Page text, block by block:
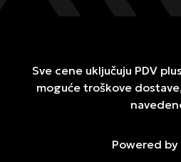
Sve cene uključuju PDV plus
moguće troškove
Powered by